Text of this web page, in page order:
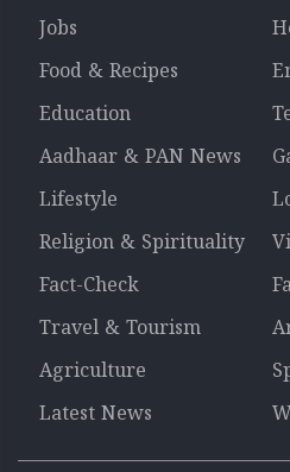
Jobs
Food & Recipes
Education
Aadhaar & PAN News
Lifestyle
Religion & Spirituality
Fact-Check
Travel & Tourism
Agriculture
Latest News